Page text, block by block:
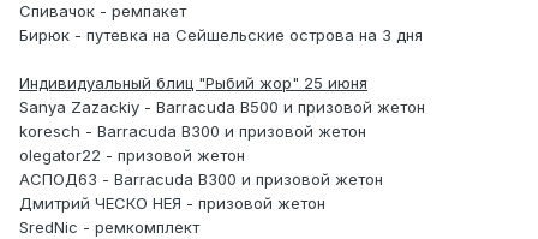
Спивачок - ремпакет
Бирюк - путевка на Сейшельские острова на 3 дня
Индивидуальный блиц "Рыбий жор" 25 июня
Sanya Zazackiy - Barracuda B500 и призовой жетон
koresch - Barracuda B300 и призовой жетон
olegator22 - призовой жетон
АСПОД63 - Barracuda B300 и призовой жетон
Дмитрий ЧЕСКО НЕЯ - призовой жетон
SredNic - ремкомплект